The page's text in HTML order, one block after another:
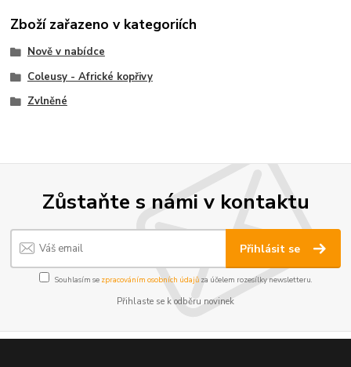
Zboží zařazeno v kategoriích
Nově v nabídce
Coleusy - Africké kopřivy
Zvlněné
Zůstaňte s námi v kontaktu
Přihlásit se
Souhlasím se zpracováním osobních údajůza účelem rozesílky newsletteru.
Přihlaste se k odběru novinek